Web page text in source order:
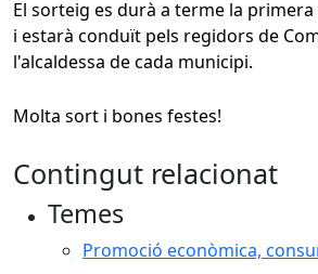
El sorteig es durà a terme la
i estarà conduït pels regidors de
l'alcaldessa de cada municipi.
Molta sort i bones festes!
Contingut relacionat
Temes
Promoció econòmica,